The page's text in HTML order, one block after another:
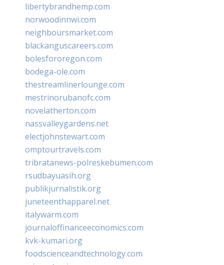
libertybrandhemp.com
norwoodinnwi.com
neighboursmarket.com
blackanguscareers.com
bolesfororegon.com
bodega-ole.com
thestreamlinerlounge.com
mestrinorubanofc.com
novelatherton.com
nassvalleygardens.net
electjohnstewart.com
omptourtravels.com
tribratanews-polreskebumen.com
rsudbayuasih.org
publikjurnalistik.org
juneteenthapparel.net
italywarm.com
journaloffinanceeconomics.com
kvk-kumari.org
foodscienceandtechnology.com